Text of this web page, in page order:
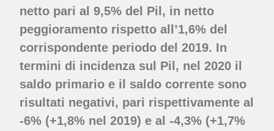
netto pari al 9,5% del Pil, in netto
peggioramento rispetto all’1,6% del
corrispondente periodo del 2019. In
termini di incidenza sul Pil, nel 2020 il
saldo primario e il saldo corrente sono
risultati negativi, pari rispettivamente al
-6% (+1,8% nel 2019) e al -4,3% (+1,7%